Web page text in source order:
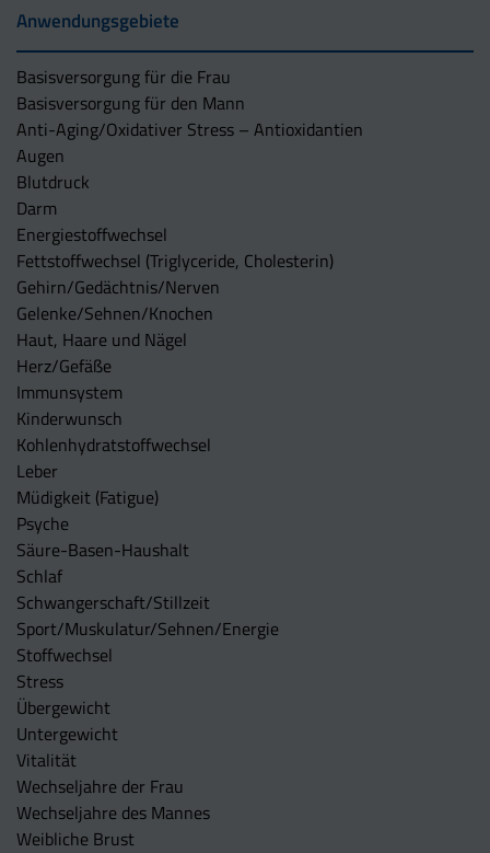
Anwendungsgebiete
Basisversorgung für die Frau
Basisversorgung für den Mann
Anti-Aging/Oxidativer Stress – Antioxidantien
Augen
Blutdruck
Darm
Energiestoffwechsel
Fettstoffwechsel (Triglyceride, Cholesterin)
Gehirn/Gedächtnis/Nerven
Gelenke/Sehnen/Knochen
Haut, Haare und Nägel
Herz/Gefäße
Immunsystem
Kinderwunsch
Kohlenhydratstoffwechsel
Leber
Müdigkeit (Fatigue)
Psyche
Säure-Basen-Haushalt
Schlaf
Schwangerschaft/Stillzeit
Sport/Muskulatur/Sehnen/Energie
Stoffwechsel
Stress
Übergewicht
Untergewicht
Vitalität
Wechseljahre der Frau
Wechseljahre des Mannes
Weibliche Brust